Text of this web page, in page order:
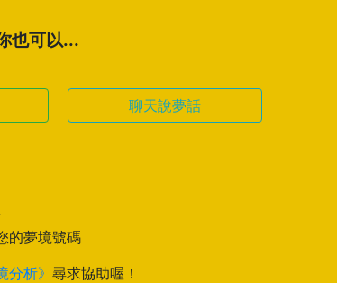
也可以...
聊天說夢話
的夢境號碼
分析》 尋求協助喔！